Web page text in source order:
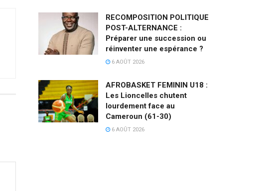
RECOMPOSITION POLITIQUE
POST-ALTERNANCE :
Préparer une succession ou
réinventer une espérance ?
6 AOÛT 2026
AFROBASKET FEMININ U18 :
Les Lioncelles chutent
lourdement face au
Cameroun (61-30)
6 AOÛT 2026